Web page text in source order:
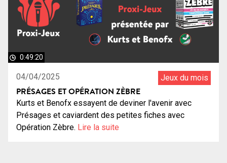
0:49:20
04/04/2025 Jeux du mois
PRÉSAGES ET OPÉRATION ZÈBRE
Kurts et Benofx essayent de deviner l'avenir avec
Présages et caviardent des petites fiches avec
Opération Zèbre. Lire la suite